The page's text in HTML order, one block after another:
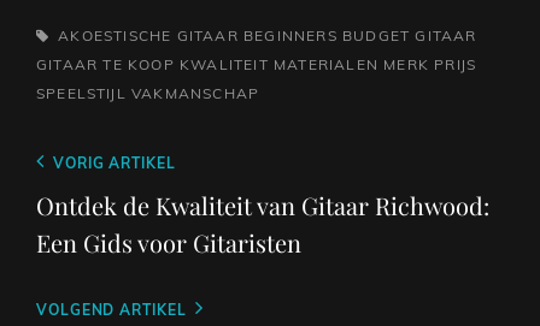
TAGS,AKOESTISCHE GITAAR BEGINNERS BUDGET GITAAR
GITAAR TE KOOP KWALITEIT MATERIALEN MERK PRIJS
SPEELSTIJL
VAKMANSCHAP
Berichtnavigatie
Vorig
bericht
VORIG ARTIKEL
Ontdek de Kwaliteit van Gitaar Richwood:
Een Gids voor Gitaristen
Volgend
VOLGEND ARTIKEL